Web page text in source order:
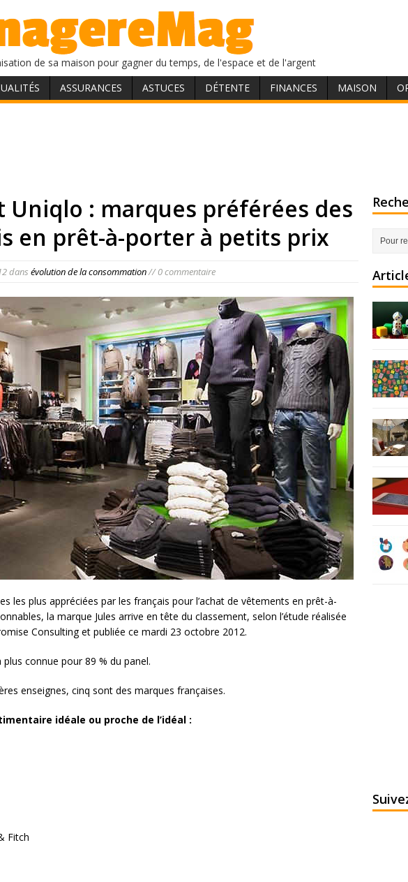
de sa maison pour gagner du temps, de l'espace et de l'argent
ASSURANCES ASTUCES DÉTENTE FINANCES MAISON
Uniqlo : marques préférées des
en prêt-à-porter à petits prix
dans évolution de la consommation// 0 commentaire
les plus appréciées par les français pour l’achat de vêtements en prêt-à-
la marque Jules arrive en tête du classement, selon l’étude réalisée
Consulting et publiée ce mardi 23 octobre 2012.
plus connue pour 89 % du panel.
enseignes, cinq sont des marques françaises.
idéale ou proche de l’idéal :
Fitch